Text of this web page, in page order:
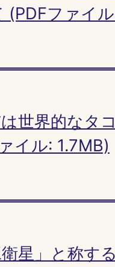
(PDFファイ
世界的なタ
イル: 1.7MB)
星」と称す